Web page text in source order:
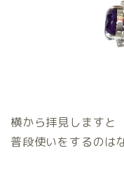
横から拝見しますと
普段使いをするのは